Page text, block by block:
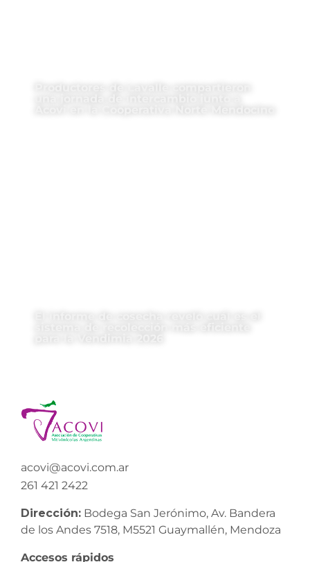
acovi@acovi.com.ar
261 421 2422
Dirección: Bodega San Jerónimo, Av. Bandera
de los Andes 7518, M5521 Guaymallén, Mendoza
Accesos rápidos